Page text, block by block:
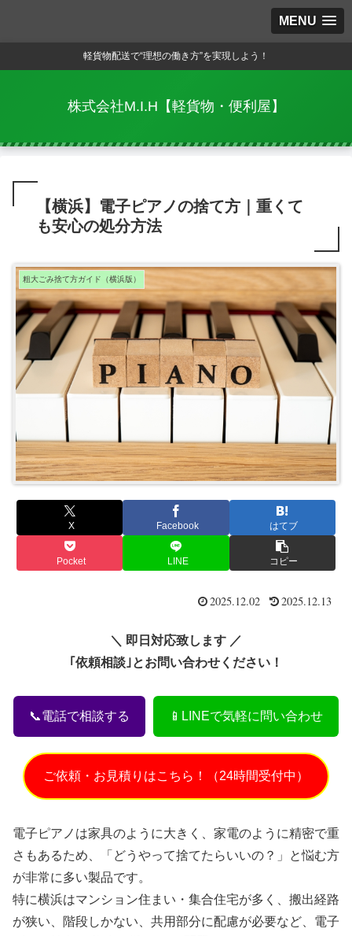
MENU
軽貨物配送で“理想の働き方”を実現しよう！
株式会社M.I.H【軽貨物・便利屋】
【横浜】電子ピアノの捨て方｜重くて
も安心の処分方法
粗大ごみ捨て方ガイド（横浜版）
X Facebook はてブ
Pocket LINE コピー
2025.12.02 2025.12.13
＼ 即日対応致します ／
｢依頼相談｣とお問い合わせください！
📞電話で相談する 📱LINEで気軽に問い合わせ
ご依頼・お見積りはこちら！（24時間受付中）
電子ピアノは家具のように大きく、家電のように精密で重
さもあるため、「どうやって捨てたらいいの？」と悩む方
が非常に多い製品です。
特に横浜はマンション住まい・集合住宅が多く、搬出経路
が狭い、階段しかない、共用部分に配慮が必要など、電子